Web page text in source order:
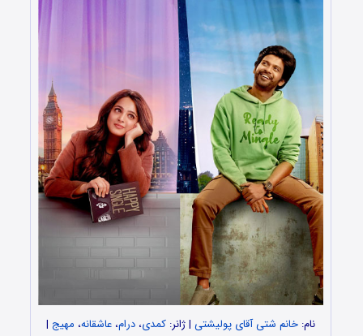
نام: خانم شتی آقای پولیشتی | ژانر: کمدی، درام، عاشقانه، مهیج |